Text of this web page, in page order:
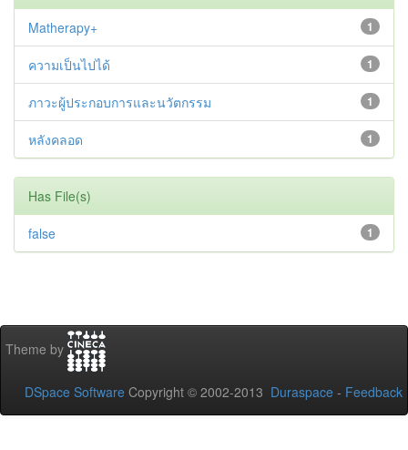
1
Matherapy+
1
ความเป็นไปได้
1
ภาวะผู้ประกอบการและนวัตกรรม
1
หลังคลอด
Has File(s)
1
false
Theme by
DSpace Software Copyright © 2002-2013 Duraspace - Feedback